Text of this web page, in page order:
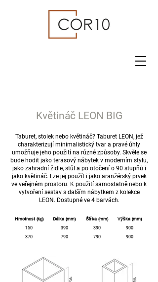
Květináč LEON BIG
Taburet, stolek nebo květináč? Taburet LEON, jež
charakterizují minimalistický tvar a pravé úhly
umožňuje jeho použití na různé způsoby. Skvěle se
bude hodit jako terasový nábytek v moderním stylu,
jako zahradní židle, stůl a po otočení o 90 stupňů i
jako květináč. Lze jej použít i jako aranžérský prvek
ve veřejném prostoru. K použití samostatně nebo k
vytvoření sestav s dalším nábytkem z kolekce
LEON. Dostupné ve 4 barvách.
Hmotnost (kg)
150
370
Délka (mm)
390
790
Šířka (mm)
390
790
Výška (mm)
900
900